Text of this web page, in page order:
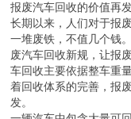
报废汽车回收的价值再
长期以来，人们对于报
一堆废铁，不值几个钱
废汽车回收新规，让报
车回收主要依据整车重
着回收体系的完善，报
发。